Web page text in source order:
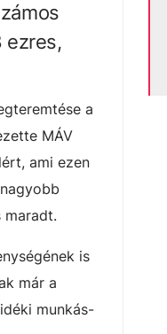
ezres,
a
MÁV
ami ezen
is
már a
munkás-